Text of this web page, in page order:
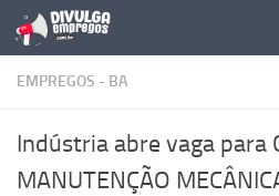
Skip to content
EMPREGOS - BA
Indústria abre vaga para
MANUTENÇÃO